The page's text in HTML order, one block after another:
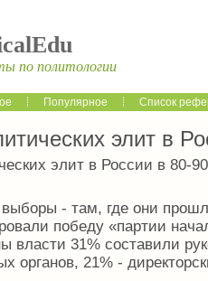
по политологии
Популярное Список
элит в
элит в России в 80-
выборы - там, где они
победу «партии
власти 31% составили
органов, 21% -